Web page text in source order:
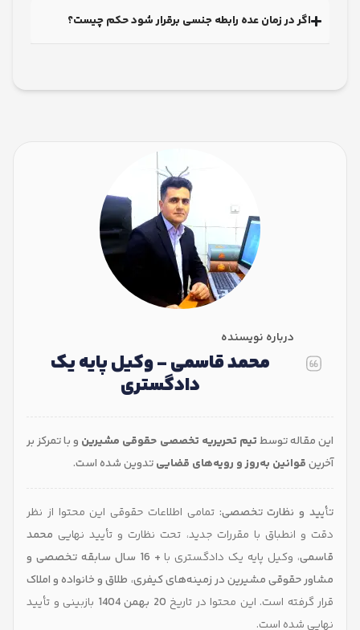
در زمان عده رابطه جنسی برقرار شود حکم چیست؟
درباره نویسنده
محمد قاسمی - وکیل پایه یک
دادگستری
توسطتیم تحریریه تخصصی حقوقی مشیرینو با تمرکز بر
قوانین به‌روز و رویه‌های قضاییتدوین شده است.
و نظارت تخصصی:تمامی اطلاعات حقوقی این محتوا از نظر
با مقررات جدید، تحت نظارت و تأیید نهاییمحمد
، وکیل پایه یک دادگستری با
+ 16 سال سابقه تخصصی و
مشیرین در زمینه‌های کیفری، طلاق و خانواده و املاک
است. این محتوا در تاریخ20 بهمن 1404
بازبینی و تأیید
شده است.